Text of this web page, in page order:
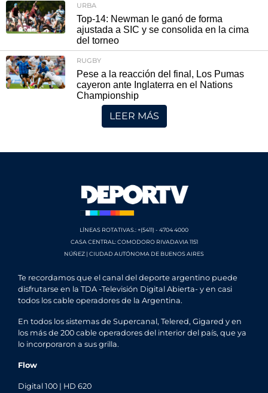
URBA
Top-14: Newman le ganó de forma
ajustada a SIC y se consolida en la cima
del torneo
RUGBY
Pese a la reacción del final, Los Pumas
cayeron ante Inglaterra en el Nations
Championship
LEER MÁS
LÍNEAS ROTATIVAS.: +(5411) - 4704 4000
CASA CENTRAL: COMODORO RIVADAVIA 1151
NÚÑEZ | CIUDAD AUTÓNOMA DE BUENOS AIRES
Te recordamos que el canal del deporte argentino puede
disfrutarse en la TDA -Televisión Digital Abierta- y en casi
todos los cable operadores de la Argentina.
En todos los sistemas de Supercanal, Telered, Gigared y en
los más de 200 cable operadores del interior del país, que ya
lo incorporaron a sus grilla.
Flow
Digital 100 | HD 620